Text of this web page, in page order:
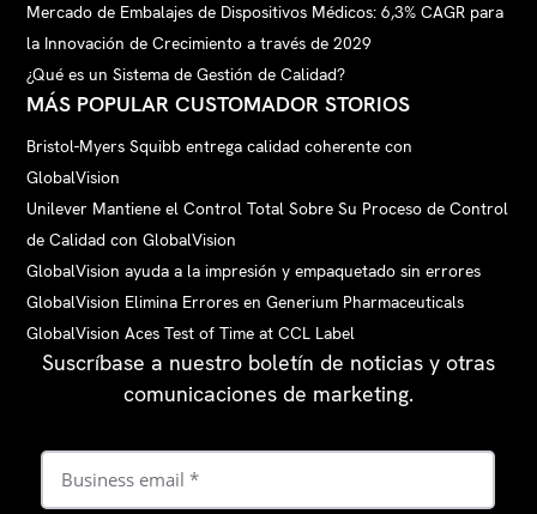
Mercado de Embalajes de Dispositivos Médicos: 6,3% CAGR para
la Innovación de Crecimiento a través de 2029
¿Qué es un Sistema de Gestión de Calidad?
MÁS POPULAR CUSTOMADOR STORIOS
Bristol-Myers Squibb entrega calidad coherente con
GlobalVision
Unilever Mantiene el Control Total Sobre Su Proceso de Control
de Calidad con GlobalVision
GlobalVision ayuda a la impresión y empaquetado sin errores
GlobalVision Elimina Errores en Generium Pharmaceuticals
GlobalVision Aces Test of Time at CCL Label
Suscríbase a nuestro boletín de noticias y otras
comunicaciones de marketing.